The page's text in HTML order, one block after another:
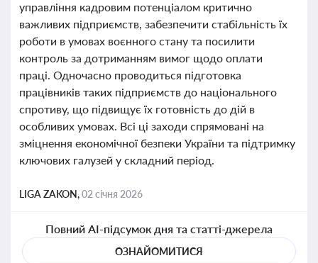
управління кадровим потенціалом критично
важливих підприємств, забезпечити стабільність їх
роботи в умовах воєнного стану та посилити
контроль за дотриманням вимог щодо оплати
праці. Одночасно проводиться підготовка
працівників таких підприємств до національного
спротиву, що підвищує їх готовність до дій в
особливих умовах. Всі ці заходи спрямовані на
зміцнення економічної безпеки України та підтримку
ключових галузей у складний період.
LIGA ZAKON,02 січня 2026
Повний AI-підсумок дня та статті-джерела
ОЗНАЙОМИТИСЯ